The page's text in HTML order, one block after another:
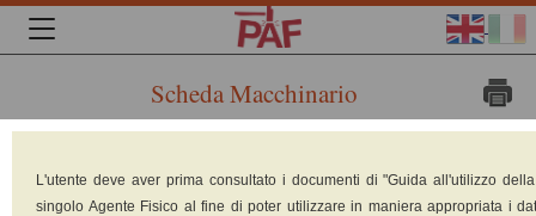
Scheda Macchinario
BMW
L'utente deve aver prima consultato i documenti di "Guida all'utilizzo
singolo Agente Fisico al fine di poter utilizzare in maniera appropriata i